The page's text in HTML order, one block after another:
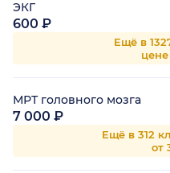
ЭКГ
600 ₽
Ещё в
МРТ головного мозга
7 000 ₽
Ещё в 312
от